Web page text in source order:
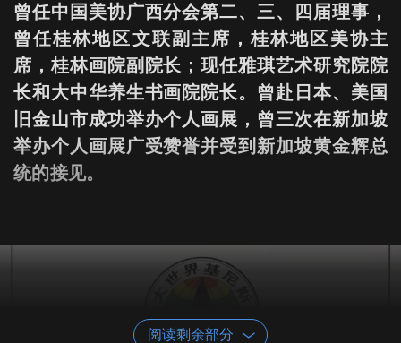
曾任中国美协广西分会第二、三、四届理事，
曾任桂林地区文联副主席，桂林地区美协主
席，桂林画院副院长；现任雅琪艺术研究院院
长和大中华养生书画院院长。曾赴日本、美国
旧金山市成功举办个人画展，曾三次在新加坡
举办个人画展广受赞誉并受到新加坡黄金辉总
统的接见。
阅读剩余部分